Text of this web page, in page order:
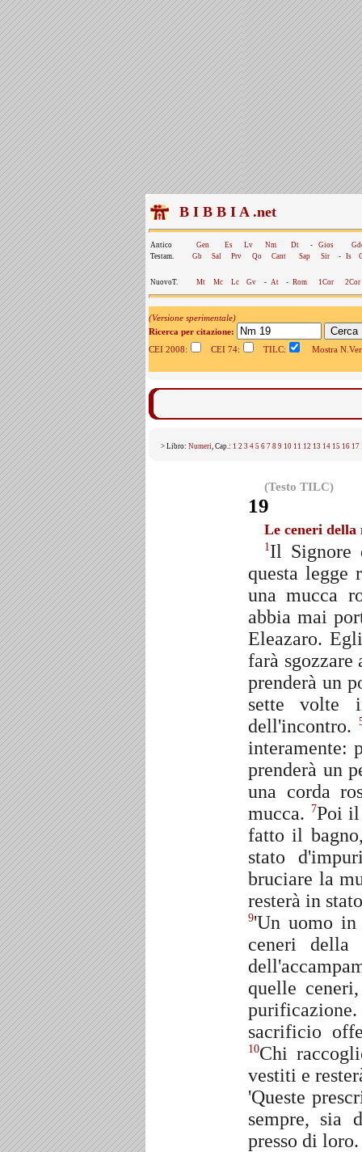
B I B B I A .net
Antico Gen Es Lv Nm Dt - Gios
Testam.
Gb Sal Prv Qo Cant Sap Sir - Is
NuovoT. Mt Mc Lc Gv - At - Rom 1Cor 2Cor
(Versione sperimentale)
Ricerca per citazione:
CEI 2008:
CEI 74: TILC: Mostra
> Libro: Numeri, Cap.: 1 2 3 4 5 6 7 8 9 10 11 12 13 14 15 16 17
(Testo TILC)
19
Le ceneri della
1Il Signore
questa
una mucca
abbia mai
Eleazaro.
farà sgozzare
prenderà un
sette volte
dell'incontro.
interamente:
prenderà un
una corda
mucca.
7Poi il
fatto il
stato
bruciare la
resterà in
9'Un uomo
ceneri
quelle
sacrificio
10Chi
vestiti e
'Queste
sempre, sia
presso di loro.